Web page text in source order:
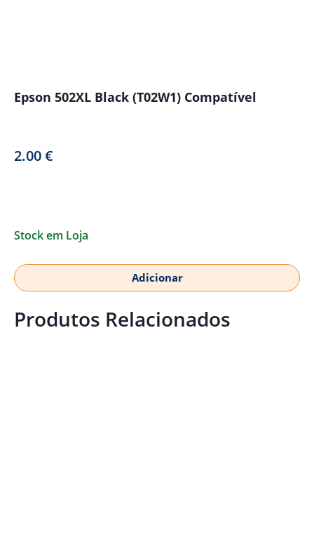
Epson 502XL Black (T02W1) Compatível
2.00€
Stock em Loja
Adicionar
Produtos Relacionados